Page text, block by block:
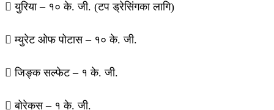
 युरिया – १० के. जी. (टप ड्रेसिंगका लागि)
 म्युरेट ओफ पोटास – १० के. जी.
 जिङ्क सल्फेट – १ के. जी.
 बोरेकस – १ के. जी.